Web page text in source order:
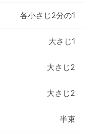
各小さじ2分の1
大さじ1
大さじ2
大さじ2
半束